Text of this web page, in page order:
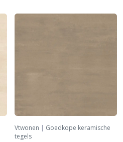
Vtwonen | Goedkope keramische
tegels